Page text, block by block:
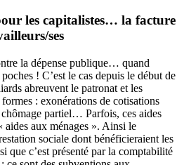
les capitalistes… la facture
ses
la dépense publique… quand
! C’est le cas depuis le début de
abreuvent le patronat et les
: exonérations de cotisations
partiel… Parfois, ces aides
aides aux ménages ». Ainsi le
sociale dont bénéficieraient les
que c’est présenté par la comptabilité